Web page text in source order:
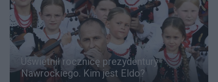
Uświetnił rocznicę prezydentury
Nawrockiego. Kim jest Eldo?